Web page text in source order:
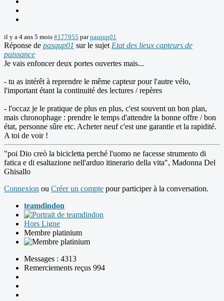
il y a 4 ans 5 mois #177955 parpasqup01
Réponse de pasqup01 sur le sujet Etat des lieux capteurs de
puissance
Je vais enfoncer deux portes ouvertes mais...
- tu as intérêt à reprendre le même capteur pour l'autre vélo,
l'important étant la continuité des lectures / repères
- l'occaz je le pratique de plus en plus, c'est souvent un bon plan,
mais chronophage : prendre le temps d'attendre la bonne offre / bon
état, personne sûre etc. Acheter neuf c'est une garantie et la rapidité.
A toi de voir !
"poi Dio creò la bicicletta perché l'uomo ne facesse strumento di
fatica e di esaltazione nell'arduo itinerario della vita", Madonna Del
Ghisallo
Connexion ou Créer un compte pour participer à la conversation.
teamdindon
Hors Ligne
Membre platinium
Messages : 4313
Remerciements reçus 994